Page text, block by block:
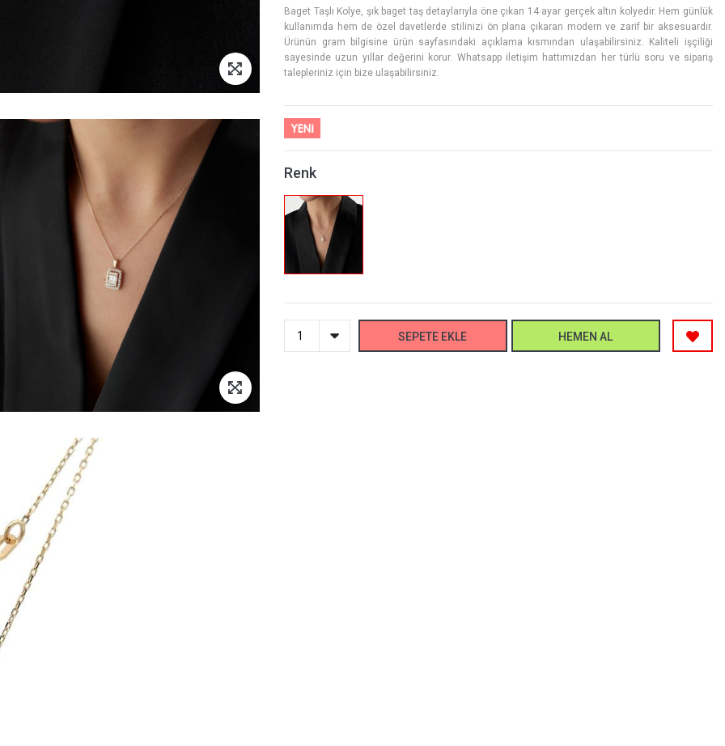
Baget Taşlı Kolye, şık baget taş detaylarıyla öne çıkan 14 ayar gerçek altın kolyedir. Hem günlük
kullanımda hem de özel davetlerde stilinizi ön plana çıkaran modern ve zarif bir aksesuardır.
Ürünün gram bilgisine ürün sayfasındaki açıklama kısmından ulaşabilirsiniz. Kaliteli işçiliği
sayesinde uzun yıllar değerini korur. Whatsapp iletişim hattımızdan her türlü soru ve sipariş
talepleriniz için bize ulaşabilirsiniz.
Renk
SEPETE EKLE HEMEN AL